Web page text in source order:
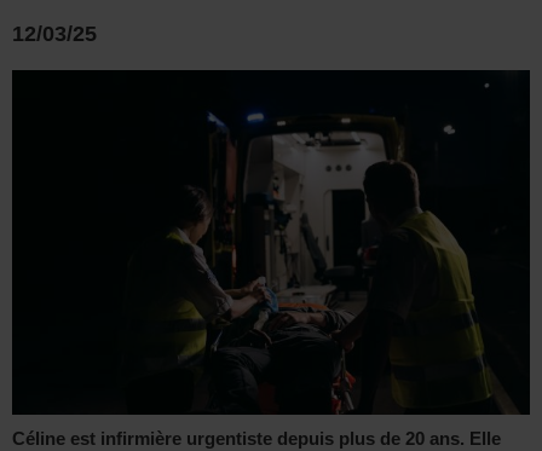
12/03/25
Céline est infirmière urgentiste depuis plus de 20 ans. Elle